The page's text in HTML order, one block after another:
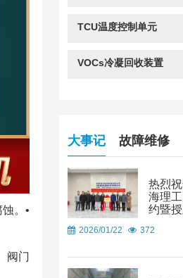
。•
阀门
TCU温度控制单元
VOCs冷凝回收装置
大事记 故障维修
热烈
海理
约暨
2026/01/22 372